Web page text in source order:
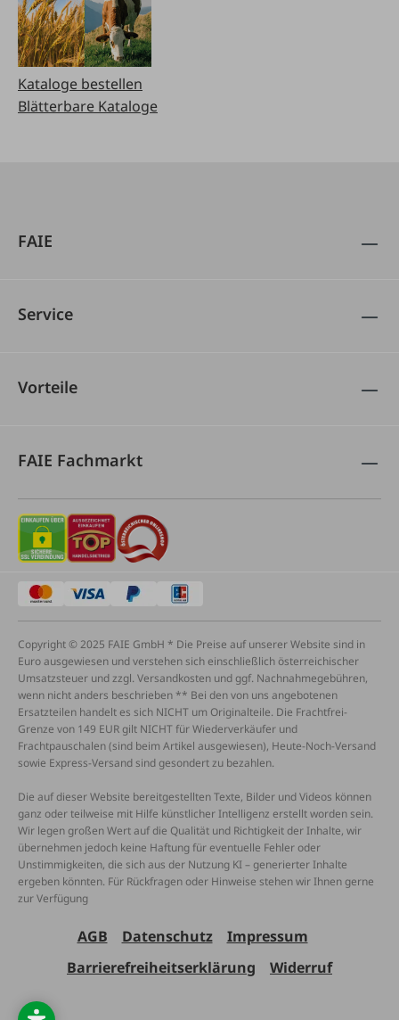
Kataloge bestellen
Blätterbare Kataloge
FAIE
Service
Vorteile
FAIE Fachmarkt
Copyright © 2025 FAIE GmbH * Die Preise auf unserer Website sind in
Euro ausgewiesen und verstehen sich einschließlich österreichischer
Umsatzsteuer und zzgl. Versandkosten und ggf. Nachnahmegebühren,
wenn nicht anders beschrieben ** Bei den von uns angebotenen
Ersatzteilen handelt es sich NICHT um Originalteile. Die Frachtfrei-
Grenze von 149 EUR gilt NICHT für Wiederverkäufer und
Frachtpauschalen (sind beim Artikel ausgewiesen), Heute-Noch-Versand
sowie Express-Versand sind gesondert zu bezahlen.
Die auf dieser Website bereitgestellten Texte, Bilder und Videos können
ganz oder teilweise mit Hilfe künstlicher Intelligenz erstellt worden sein.
Wir legen großen Wert auf die Qualität und Richtigkeit der Inhalte, wir
übernehmen jedoch keine Haftung für eventuelle Fehler oder
Unstimmigkeiten, die sich aus der Nutzung KI – generierter Inhalte
ergeben könnten. Für Rückfragen oder Hinweise stehen wir Ihnen gerne
zur Verfügung
AGB Datenschutz
Impressum
Barrierefreiheitserklärung
Widerruf